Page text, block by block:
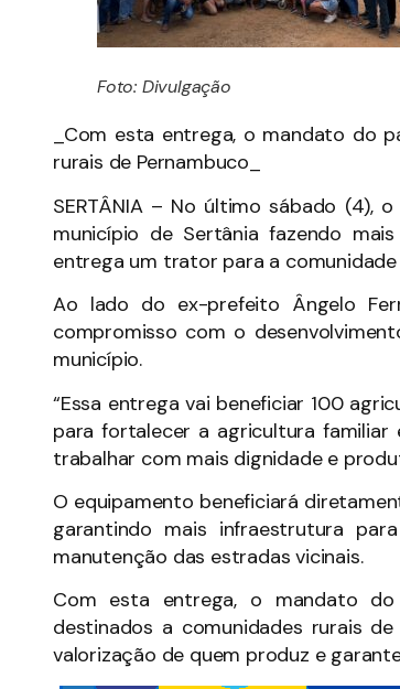
Foto: Divulgação
_Com esta entrega, o mandato do
rurais de Pernambuco_
SERTÂNIA – No último sábado (4),
município de Sertânia fazendo
entrega um trator para a
Ao lado do ex-prefeito Ângelo
compromisso com o
município.
“Essa entrega vai beneficiar 100
para fortalecer a agricultura
trabalhar com mais dignidade e
O equipamento beneficiará
garantindo mais infraestrutura
manutenção das estradas vicinais.
Com esta entrega, o mandato
destinados a comunidades rurais
valorização de quem produz e